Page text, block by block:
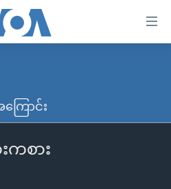
ြောင်း
စား